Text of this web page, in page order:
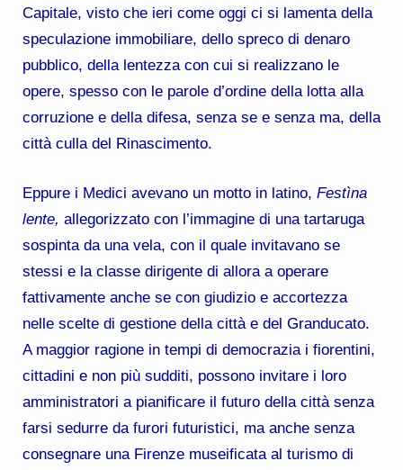
Capitale, visto che ieri come oggi ci si lamenta della
speculazione immobiliare, dello spreco di denaro
pubblico, della lentezza con cui si realizzano le
opere, spesso con le parole d’ordine della lotta alla
corruzione e della difesa, senza se e senza ma, della
città culla del Rinascimento.
Eppure i Medici avevano un motto in latino, Festìna
lente, allegorizzato con l’immagine di una tartaruga
sospinta da una vela, con il quale invitavano se
stessi e la classe dirigente di allora a operare
fattivamente anche se con giudizio e accortezza
nelle scelte di gestione della città e del Granducato.
A maggior ragione in tempi di democrazia i fiorentini,
cittadini e non più sudditi, possono invitare i loro
amministratori a pianificare il futuro della città senza
farsi sedurre da furori futuristici, ma anche senza
consegnare una Firenze museificata al turismo di